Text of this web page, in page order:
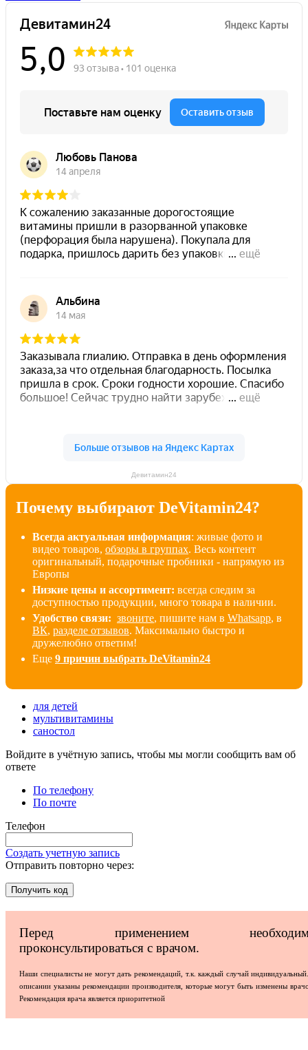
Девитамин24
Почему выбирают DeVitamin24?
Всегда актуальная информация: живые фото и
видео товаров, обзоры в группах. Весь контент
оригинальный, подарочные пробники - напрямую из
Европы
Низкие цены и ассортимент: всегда следим за
доступностью продукции, много товара в наличии.
Удобство связи: звоните, пишите нам в Whatsapp, в
ВК, разделе отзывов. Максимально быстро и
дружелюбно ответим!
Еще 9 причин выбрать DeVitamin24
для детей
мультивитамины
саностол
Войдите в учётную запись, чтобы мы могли сообщить вам об
ответе
По телефону
По почте
Телефон
Создать учетную запись
Отправить повторно через:
Получить код
Перед применением
проконсультироваться с врачом.
Наши специалисты не могут дать рекомендаций, т.к. каждый случай
описании указаны рекомендации производителя, которые могут быть изменены
Рекомендация врача является приоритетной